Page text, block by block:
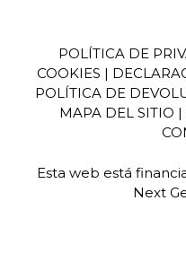
POLÍTICA DE
COOKIES |
POLÍTICA DE
MAPA DEL SITIO |
Esta web está
Next